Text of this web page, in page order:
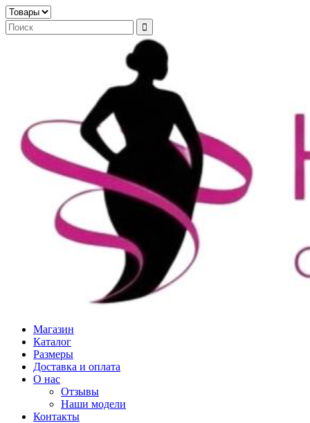
Магазин
Каталог
Размеры
Доставка и оплата
О нас
Отзывы
Наши модели
Контакты